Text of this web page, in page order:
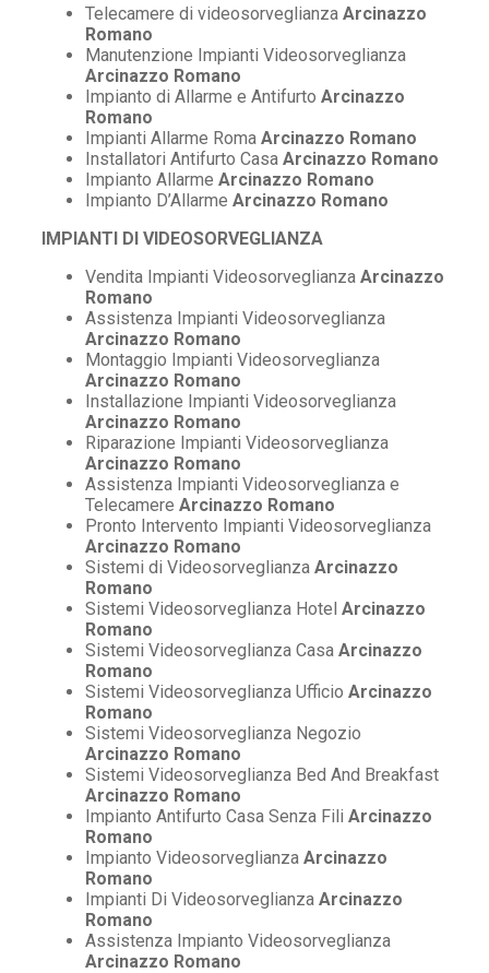
Telecamere di videosorveglianza Arcinazzo
Romano
Manutenzione Impianti Videosorveglianza
Arcinazzo Romano
Impianto di Allarme e Antifurto Arcinazzo
Romano
Impianti Allarme Roma Arcinazzo Romano
Installatori Antifurto Casa Arcinazzo Romano
Impianto Allarme Arcinazzo Romano
Impianto D’Allarme Arcinazzo Romano
IMPIANTI DI VIDEOSORVEGLIANZA
Vendita Impianti Videosorveglianza Arcinazzo
Romano
Assistenza Impianti Videosorveglianza
Arcinazzo Romano
Montaggio Impianti Videosorveglianza
Arcinazzo Romano
Installazione Impianti Videosorveglianza
Arcinazzo Romano
Riparazione Impianti Videosorveglianza
Arcinazzo Romano
Assistenza Impianti Videosorveglianza e
Telecamere Arcinazzo Romano
Pronto Intervento Impianti Videosorveglianza
Arcinazzo Romano
Sistemi di Videosorveglianza Arcinazzo
Romano
Sistemi Videosorveglianza Hotel Arcinazzo
Romano
Sistemi Videosorveglianza Casa Arcinazzo
Romano
Sistemi Videosorveglianza Ufficio Arcinazzo
Romano
Sistemi Videosorveglianza Negozio
Arcinazzo Romano
Sistemi Videosorveglianza Bed And Breakfast
Arcinazzo Romano
Impianto Antifurto Casa Senza Fili Arcinazzo
Romano
Impianto Videosorveglianza Arcinazzo
Romano
Impianti Di Videosorveglianza Arcinazzo
Romano
Assistenza Impianto Videosorveglianza
Arcinazzo Romano